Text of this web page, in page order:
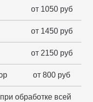
от 1050 руб
от 1450 руб
от 2150 руб
от 800 руб
обработке всей